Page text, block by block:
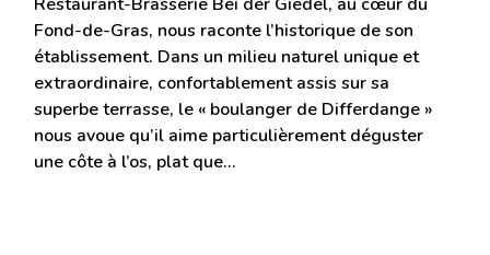
Fond-de-Gras, nous raconte l’historique de son
établissement. Dans un milieu naturel unique et
extraordinaire, confortablement assis sur sa
superbe terrasse, le « boulanger de Differdange »
nous avoue qu’il aime particulièrement déguster
une côte à l’os, plat que…